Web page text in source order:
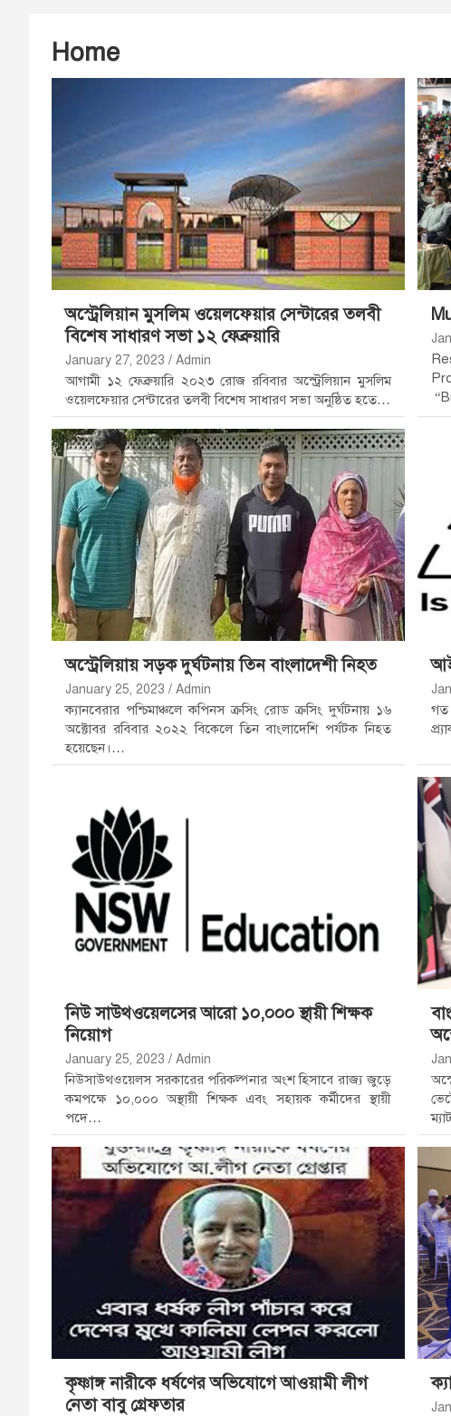
Home
অস্ট্রেলিয়ান মুসলিম ওয়েলফেয়ার সেন্টারের তলবী
বিশেষ সাধারণ সভা ১২ ফেব্রুয়ারি
January 27, 2023 Admin
আগামী ১২ ফেব্রুয়ারি ২০২৩ রোজ রবিবার অস্ট্রেলিয়ান মুসলিম
ওয়েলফেয়ার সেন্টারের তলবী বিশেষ সাধারণ সভা অনুষ্ঠিত হতে…
অস্ট্রেলিয়ায় সড়ক দুর্ঘটনায় তিন বাংলাদেশী নিহত
January 25, 2023 Admin
ক্যানবেরার পশ্চিমাঞ্চলে কপিনস ক্রসিং রোড ক্রসিং দুর্ঘটনায় ১৬
অক্টোবর রবিবার ২০২২ বিকেলে তিন বাংলাদেশি পর্যটক নিহত
হয়েছেন।…
গত
নিউ সাউথওয়েলসের আরো ১০,০০০ স্থায়ী শিক্ষক
নিয়োগ
January 25, 2023 Admin
নিউসাউথওয়েলস সরকারের পরিকল্পনার অংশ হিসাবে রাজ্য জুড়ে
কমপক্ষে ১০,০০০ অস্থায়ী শিক্ষক এবং সহায়ক কর্মীদের স্থায়ী
পদে…
কৃষ্ণাঙ্গ নারীকে ধর্ষণের অভিযোগে আওয়ামী লীগ
নেতা বাবু গ্রেফতার